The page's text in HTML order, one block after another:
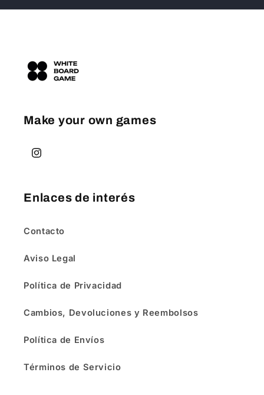
Make your own games
Instagram
Enlaces de interés
Contacto
Aviso Legal
Política de Privacidad
Cambios, Devoluciones y Reembolsos
Política de Envíos
Términos de Servicio